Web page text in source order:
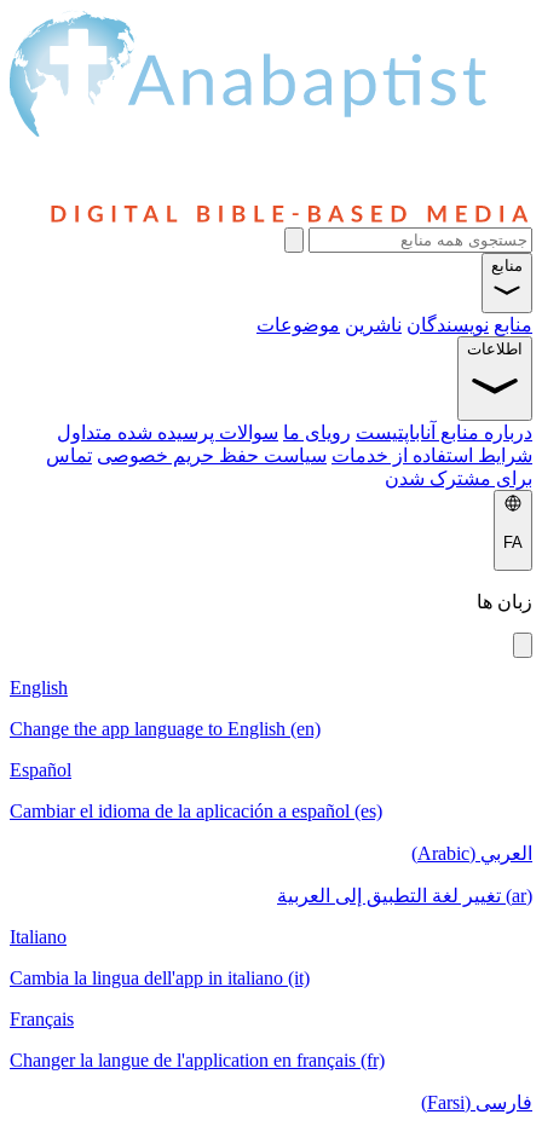
ناشرین موضوعات
آناباپتیست رویای ما سوالات پرسیده شده متداول
از خدمات
سیاست حفظ حریم خصوصی تماس
شدن
Change the app language to English (en)
Cambiar el idioma de la aplicación a español (es)
Cambia la lingua dell'app in italiano (it)
Changer la langue de l'application en français (fr)